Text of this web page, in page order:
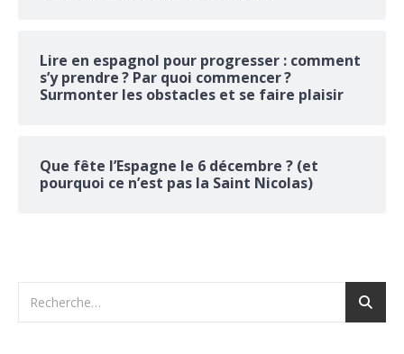
Lire en espagnol pour progresser : comment
s’y prendre ? Par quoi commencer ?
Surmonter les obstacles et se faire plaisir
Que fête l’Espagne le 6 décembre ? (et
pourquoi ce n’est pas la Saint Nicolas)